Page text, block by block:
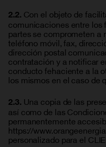
2.2. Con el objeto de
comunicaciones entre
partes se comprometen a
teléfono móvil, fax,
dirección postal
contratación y a notificar
conducto fehaciente a la
los mismos en el caso de
2.3. Una copia de las
así como de las
permanentemente
https://
personalizado para el